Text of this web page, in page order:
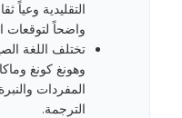
التقليدية وعياً
واضحاً لتوقعات
تختلف اللغة
وهونغ كونغ
المفردات
الترجمة.